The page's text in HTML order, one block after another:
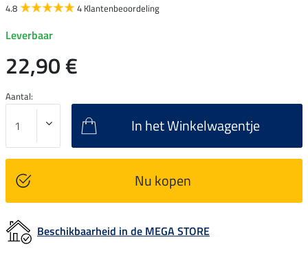
4.8 4 Klantenbeoordeling
Leverbaar
22,90 €
Aantal:
In het Winkelwagentje
Nu kopen
Beschikbaarheid in de MEGA STORE